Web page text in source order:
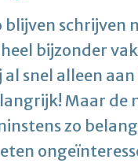
blijven schrijven
bijzonder
snel alleen
Maar de
zo